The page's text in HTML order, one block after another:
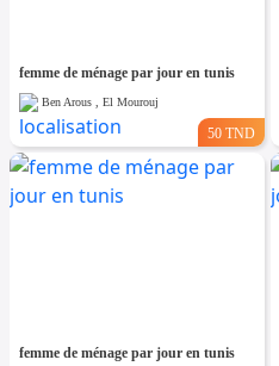
femme de ménage par jour en tunis
Ben Arous , El Mourouj
50 TND
femme de ménage par jour en tunis